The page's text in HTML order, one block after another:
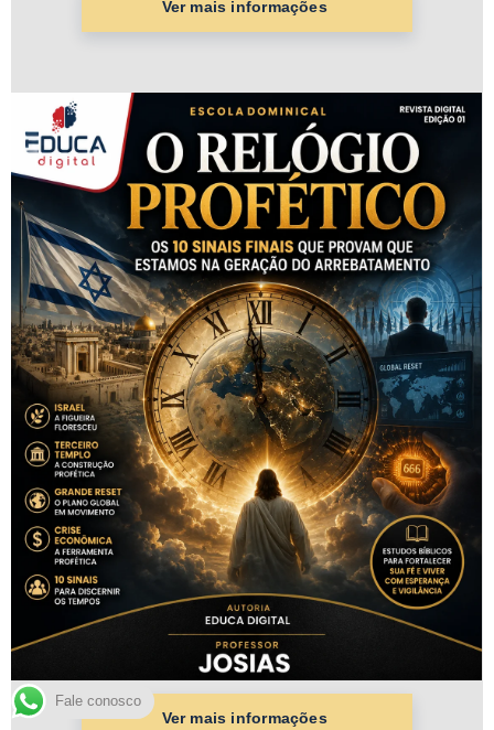
Fale conosco